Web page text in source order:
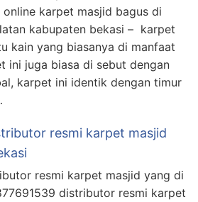
karpet masjid bagus di
kabupaten bekasi – karpet
kain yang biasanya di manfaat
ini juga biasa di sebut dengan
karpet ini identik dengan timur
resmi karpet masjid
resmi karpet masjid yang di
distributor resmi karpet